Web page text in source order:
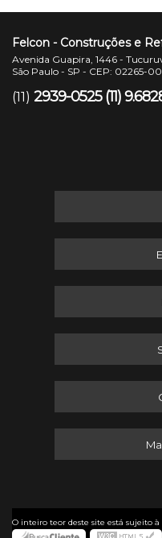
Felcon - Construções e
Avenida Guapira, 1446 -
São Paulo - SP - CEP: 02265-
(11) 2939-0525 (11)
O inteiro teor deste site está sujeito